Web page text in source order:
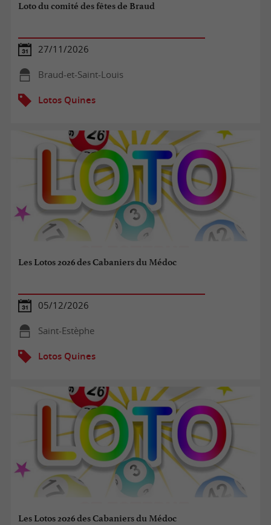
Loto du comité des fêtes de Braud
27/11/2026
Braud-et-Saint-Louis
Lotos Quines
Les Lotos 2026 des Cabaniers du Médoc
05/12/2026
Saint-Estèphe
Lotos Quines
Les Lotos 2026 des Cabaniers du Médoc